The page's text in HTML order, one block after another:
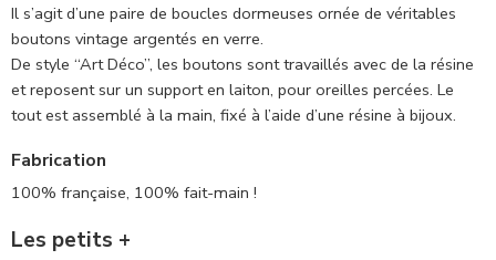
Il s’agit d’une paire de boucles dormeuses ornée de véritables
boutons vintage argentés en verre.
De style “Art Déco”, les boutons sont travaillés avec de la résine
et reposent sur un support en laiton, pour oreilles percées. Le
tout est assemblé à la main, fixé à l’aide d’une résine à bijoux.
Fabrication
100% française, 100% fait-main !
Les petits +